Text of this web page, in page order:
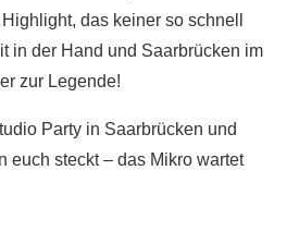
das keiner so schnell
in der Hand und Saarbrücken im
zur Legende!
Party in Saarbrücken und
euch steckt – das Mikro wartet